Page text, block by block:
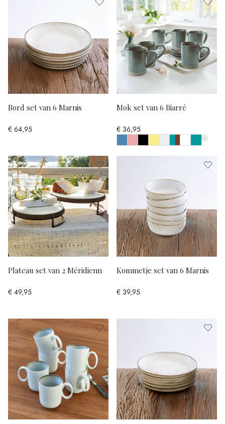
Bord set van 6 Marnis
€ 64,95
Mok set van 6 Biarré
€ 36,95
Toon
Plateau set van 2 Méridienn
€ 49,95
Kommetje set van 6 Marnis
€ 39,95